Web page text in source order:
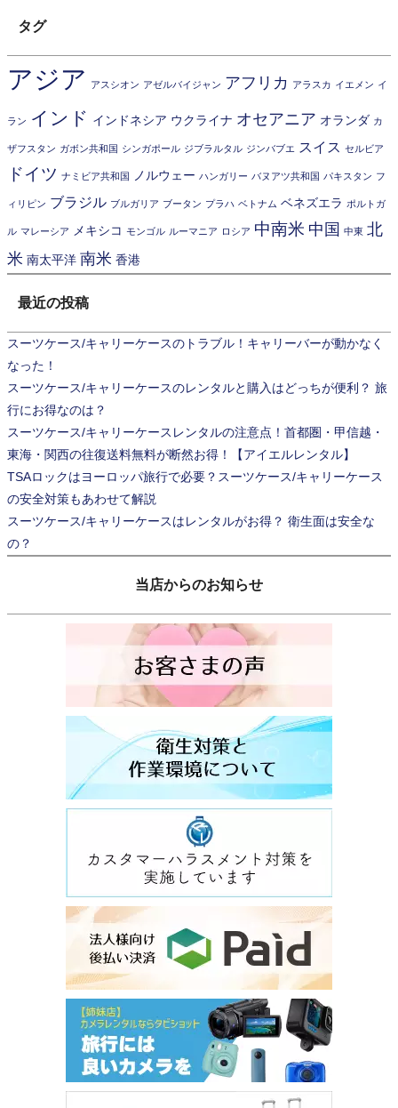
タグ
アジア アスシオン アゼルバイジャン アフリカ アラスカ イエメン イ
ラン インド インドネシア ウクライナ オセアニア オランダ カ
ザフスタン ガボン共和国 シンガポール ジブラルタル ジンバブエ スイス セルビア
ドイツ ナミビア共和国 ノルウェー ハンガリー バヌアツ共和国 パキスタン フ
ィリピン ブラジル ブルガリア ブータン プラハ ベトナム ベネズエラ ポルトガ
ル マレーシア メキシコ モンゴル ルーマニア ロシア 中南米 中国 中東 北
米 南太平洋 南米 香港
最近の投稿
スーツケース/キャリーケースのトラブル！キャリーバーが動かなく
なった！
スーツケース/キャリーケースのレンタルと購入はどっちが便利？ 旅
行にお得なのは？
スーツケース/キャリーケースレンタルの注意点！首都圏・甲信越・
東海・関西の往復送料無料が断然お得！【アイエルレンタル】
TSAロックはヨーロッパ旅行で必要？スーツケース/キャリーケース
の安全対策もあわせて解説
スーツケース/キャリーケースはレンタルがお得？ 衛生面は安全な
の？
当店からのお知らせ